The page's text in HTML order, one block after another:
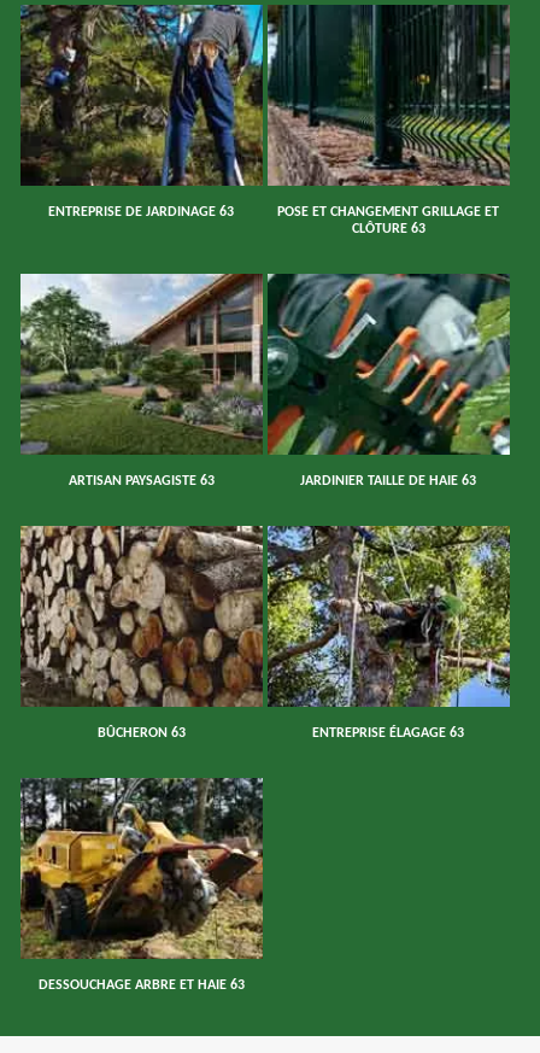
ENTREPRISE DE JARDINAGE 63
POSE ET CHANGEMENT GRILLAGE ET
CLÔTURE 63
ARTISAN PAYSAGISTE 63 JARDINIER TAILLE DE HAIE 63
BÛCHERON 63 ENTREPRISE ÉLAGAGE 63
DESSOUCHAGE ARBRE ET HAIE 63